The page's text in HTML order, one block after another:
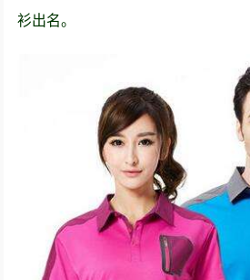
衫出名。